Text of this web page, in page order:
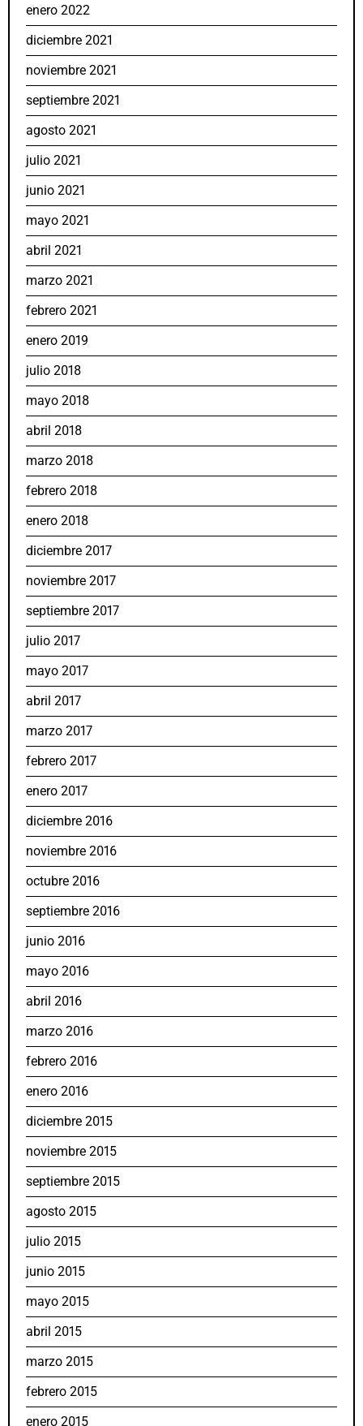
enero 2022
diciembre 2021
noviembre 2021
septiembre 2021
agosto 2021
julio 2021
junio 2021
mayo 2021
abril 2021
marzo 2021
febrero 2021
enero 2019
julio 2018
mayo 2018
abril 2018
marzo 2018
febrero 2018
enero 2018
diciembre 2017
noviembre 2017
septiembre 2017
julio 2017
mayo 2017
abril 2017
marzo 2017
febrero 2017
enero 2017
diciembre 2016
noviembre 2016
octubre 2016
septiembre 2016
junio 2016
mayo 2016
abril 2016
marzo 2016
febrero 2016
enero 2016
diciembre 2015
noviembre 2015
septiembre 2015
agosto 2015
julio 2015
junio 2015
mayo 2015
abril 2015
marzo 2015
febrero 2015
enero 2015